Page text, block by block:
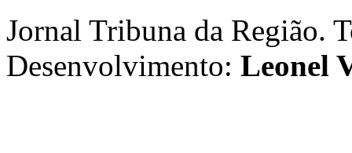
Jornal Tribuna da Região.
Desenvolvimento: Leonel